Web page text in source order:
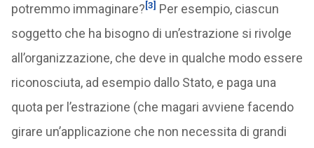
potremmo immaginare?[3] Per esempio, ciascun
soggetto che ha bisogno di un’estrazione si rivolge
all’organizzazione, che deve in qualche modo essere
riconosciuta, ad esempio dallo Stato, e paga una
quota per l’estrazione (che magari avviene facendo
girare un’applicazione che non necessita di grandi